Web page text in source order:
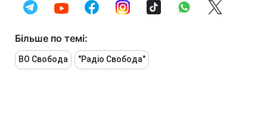
Більше по темі:
ВО Свобода "Радіо Свобода"